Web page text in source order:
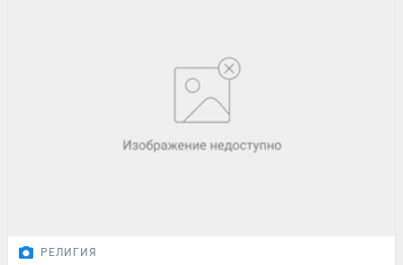
РЕЛИГИЯ